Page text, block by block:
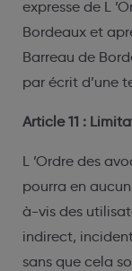
expresse de L
Bordeaux et
Barreau de
par écrit d’une
Article 11 :
L ’Ordre des
pourra en
à-vis des
indirect,
sans que cela